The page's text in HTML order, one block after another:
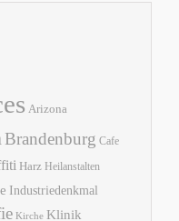
Arizona
Brandenburg Cafe
Harz Heilanstalten
Industriedenkmal
Kirche Klinik